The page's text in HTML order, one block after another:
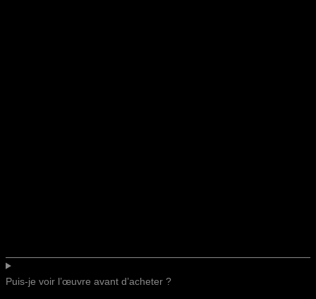
Puis-je voir l’œuvre avant d’acheter ?